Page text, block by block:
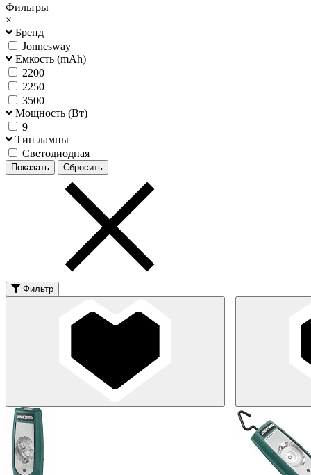
Фильтры
×
Бренд
Jonnesway
Емкость (mAh)
2200
2250
3500
Мощность (Вт)
9
Тип лампы
Светодиодная
Фильтр